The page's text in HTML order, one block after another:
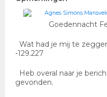
Agnes Simons
Goedennacht
Wat had je mij te
-129.227
Heb overal naar je
gevonden.